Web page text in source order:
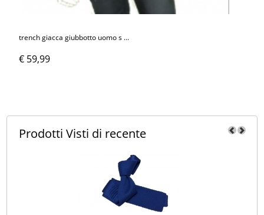
trench giacca giubbotto uomo s ...
€ 59,99
Prodotti Visti di recente